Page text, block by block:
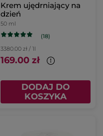
Krem ujędrniający na
dzień
50 ml
(18)
3380.00 zł / 1l
169.00 zł
DODAJ DO
KOSZYKA